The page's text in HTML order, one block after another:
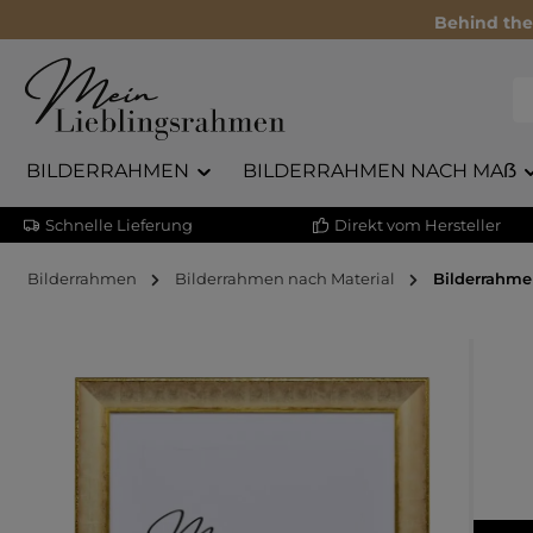
Behind
BILDERRAHMEN BILDERRAHMEN NACH MAẞ
Schnelle Lieferung Direkt vom Hersteller
Bilderrahmen Bilderrahmen nach Material